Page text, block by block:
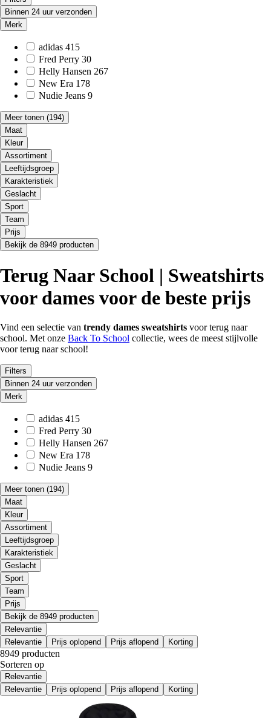
Binnen 24 uur verzonden
Merk
adidas 415
Fred Perry 30
Helly Hansen 267
New Era 178
Nudie Jeans 9
Meer tonen (194)
Maat
Kleur
Assortiment
Leeftijdsgroep
Karakteristiek
Geslacht
Sport
Team
Prijs
Bekijk de 8949 producten
Terug Naar School | Sweatshirts
voor dames voor de beste prijs
Vind een selectie van trendy dames sweatshirts voor terug naar
school. Met onze Back To School collectie, wees de meest stijlvolle
voor terug naar school!
Filters
Binnen 24 uur verzonden
Merk
adidas 415
Fred Perry 30
Helly Hansen 267
New Era 178
Nudie Jeans 9
Meer tonen (194)
Maat
Kleur
Assortiment
Leeftijdsgroep
Karakteristiek
Geslacht
Sport
Team
Prijs
Bekijk de 8949 producten
Relevantie
Relevantie
Prijs oplopend Prijs aflopend Korting
8949 producten
Sorteren op
Relevantie
Relevantie
Prijs oplopend Prijs aflopend Korting